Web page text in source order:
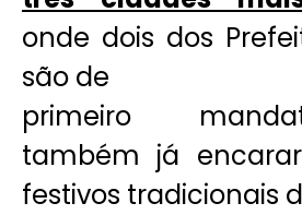
onde dois dos
são de
primeiro
também já
festivos tradicionais